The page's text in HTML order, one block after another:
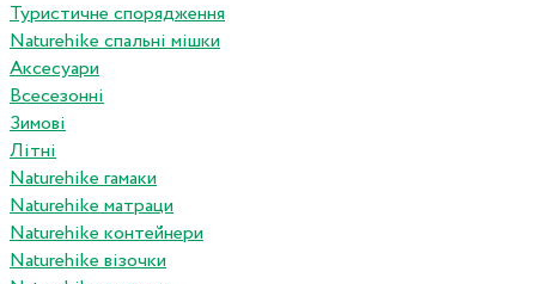
Туристичне спорядження
Naturehike спальні мішки
Аксесуари
Всесезонні
Зимові
Літні
Naturehike гамаки
Naturehike матраци
Naturehike контейнери
Naturehike візочки